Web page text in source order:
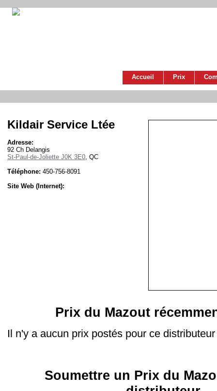
Accueil Prix
Kildair Service Ltée
Adresse:
92 Ch Delangis
St-Paul-de-Joliette J0K 3E0, QC
Téléphone: 450-756-8091
Site Web (Internet):
Prix du Mazout
Il n'y a aucun prix postés pour ce distributeur
Soumettre un Prix du